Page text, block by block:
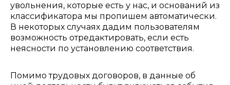
увольнения, которые есть у нас, и оснований из
классификатора мы пропишем автоматически.
В некоторых случаях дадим пользователям
возможность отредактировать, если есть
неясности по установлению соответствия.
Помимо трудовых договоров, в данные об